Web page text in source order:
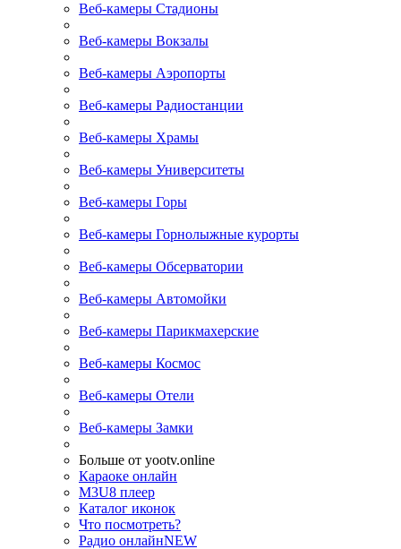
Веб-камеры Стадионы
Веб-камеры Вокзалы
Веб-камеры Аэропорты
Веб-камеры Радиостанции
Веб-камеры Храмы
Веб-камеры Университеты
Веб-камеры Горы
Веб-камеры Горнолыжные курорты
Веб-камеры Обсерватории
Веб-камеры Автомойки
Веб-камеры Парикмахерские
Веб-камеры Космос
Веб-камеры Отели
Веб-камеры Замки
Больше от yootv.online
Караоке онлайн
M3U8 плеер
Каталог иконок
Что посмотреть?
Радио онлайнNEW